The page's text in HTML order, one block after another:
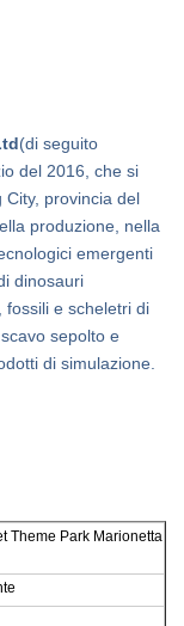
(di seguito
del 2016, che si
provincia del
produzione, nella
emergenti
dinosauri
fossili e scheletri di
sepolto e
di simulazione.
Theme Park Marionetta